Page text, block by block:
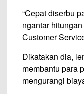
“Cepat diserbu
ngantar
Customer
Dikatakan dia,
membantu para
mengurangi